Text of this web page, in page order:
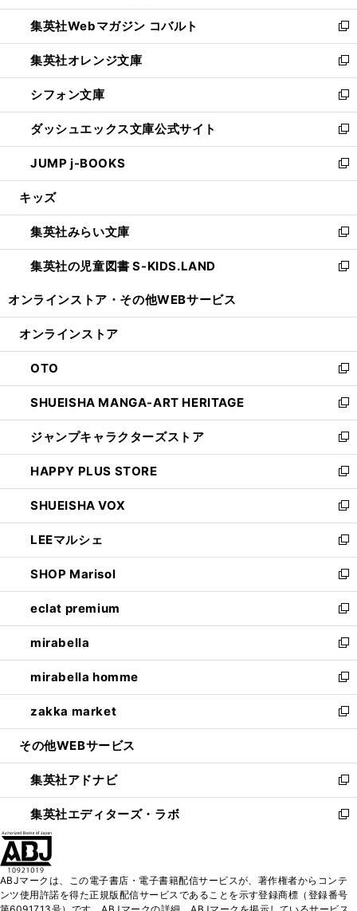
開
く
ウ
で
開
く
ン
ド
ウ
で
開
く
ウ
ィ
ン
ド
ウ
で
開
く
集英社Webマガジン コバルト
新
し
い
ウ
ィ
ン
ド
ウ
で
開
集英社オレンジ文庫
新
し
い
ウ
ィ
ン
ド
ウ
開
く
シフォン文庫
新
し
い
ウ
ィ
ン
ウ
で
開
く
ダッシュエックス文庫公式サイト
新
し
い
ウ
ン
ド
ウ
で
JUMP j-BOOKS
新
し
ウ
ィ
ン
ド
開
キッズ
集英社みらい文庫
新
し
い
ン
ウ
で
開
く
集英社の児童図書 S-KIDS.LAND
新
ウ
ン
ド
ウ
で
開
く
オンラインストア・ その他WEBサービス
オンラインストア
OTO
新
し
い
ウ
ィ
ン
ド
ウ
で
開
く
SHUEISHA MANGA-ART HERITAGE
新
し
い
ウ
ィ
ン
ド
ウ
で
開
く
ジャンプキャラクターズストア
新
し
い
ウ
ィ
ン
ド
ウ
で
開
く
HAPPY PLUS STORE
新
し
い
ウ
ィ
ン
ド
ウ
で
開
く
SHUEISHA VOX
新
し
い
ウ
ィ
ン
ド
ウ
で
開
く
LEEマルシェ
新
し
い
ウ
ィ
ン
ド
ウ
で
開
く
SHOP Marisol
新
し
い
ウ
ィ
ン
ド
ウ
で
開
eclat premium
新
し
い
ウ
ィ
ン
ド
ウ
開
く
mirabella
新
し
い
ウ
ィ
ン
ウ
で
開
く
mirabella homme
新
し
い
ウ
ン
ド
ウ
で
zakka market
新
し
ウ
ィ
ン
ド
く
その他WEBサービス
集英社アドナビ
新
し
い
ド
ウ
集英社エディターズ・ラボ
新
ィ
ン
ABJマークは、この電子書店・電子書籍配信サービスが、著作権者からコンテ
ンツ使用許諾を得た正規版配信サービスであることを示す登録商標（登録番号